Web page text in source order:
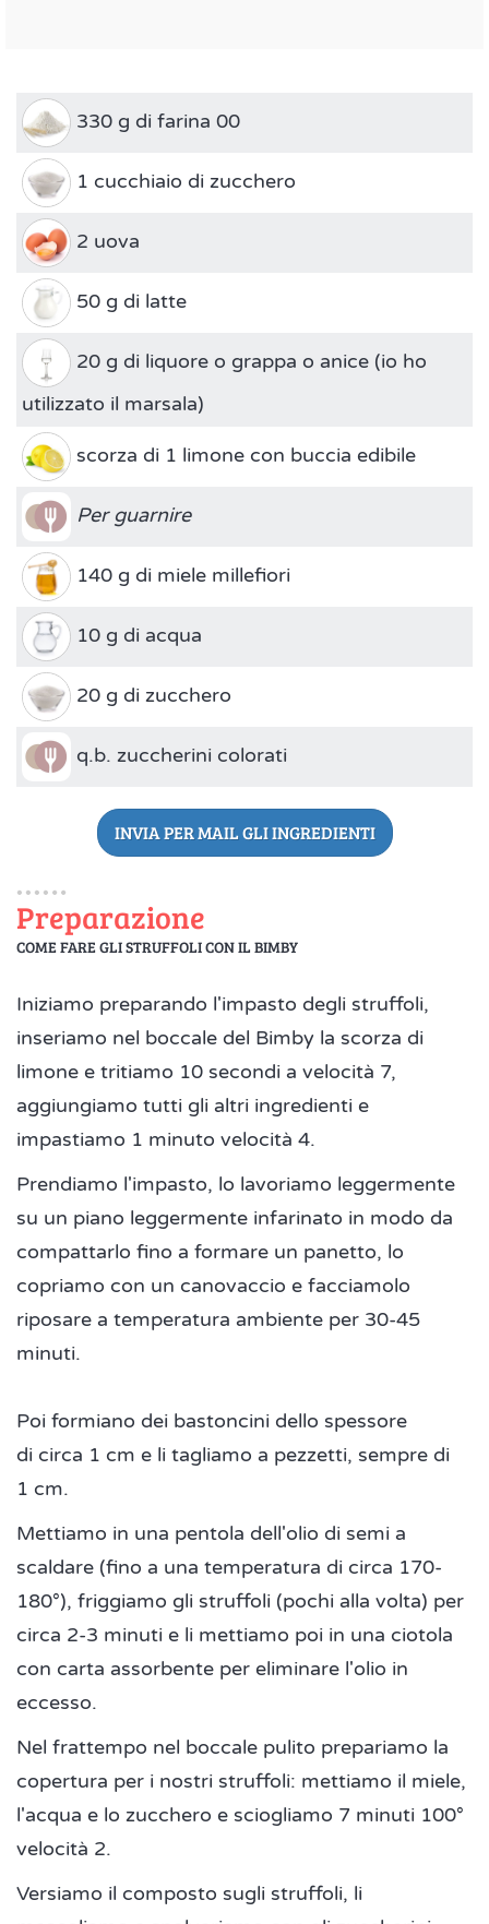
330 g di farina 00
1 cucchiaio di zucchero
2 uova
50 g di latte
20 g di liquore o grappa o anice (io ho
utilizzato il marsala)
scorza di 1 limone con buccia edibile
Per guarnire
140 g di miele millefiori
10 g di acqua
20 g di zucchero
q.b. zuccherini colorati
INVIA PER MAIL GLI INGREDIENTI
Preparazione
COME FARE GLI STRUFFOLI CON IL BIMBY
Iniziamo preparando l'impasto degli struffoli,
inseriamo nel boccale del Bimby la scorza di
limone e tritiamo 10 secondi a velocità 7,
aggiungiamo tutti gli altri ingredienti e
impastiamo 1 minuto velocità 4.
Prendiamo l'impasto, lo lavoriamo leggermente
su un piano leggermente infarinato in modo da
compattarlo fino a formare un panetto, lo
copriamo con un canovaccio e facciamolo
riposare a temperatura ambiente per 30-45
minuti.
Poi formiano dei bastoncini dello spessore
di circa 1 cm e li tagliamo a pezzetti, sempre di
1 cm.
Mettiamo in una pentola dell'olio di semi a
scaldare (fino a una temperatura di circa 170-
180°), friggiamo gli struffoli (pochi alla volta) per
circa 2-3 minuti e li mettiamo poi in una ciotola
con carta assorbente per eliminare l'olio in
eccesso.
Nel frattempo nel boccale pulito prepariamo la
copertura per i nostri struffoli: mettiamo il miele,
l'acqua e lo zucchero e sciogliamo 7 minuti 100°
velocità 2.
Versiamo il composto sugli struffoli, li